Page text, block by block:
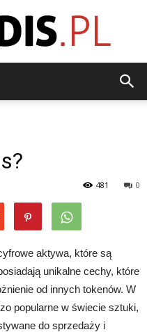
0
481
aktywa, które są
unikalne cechy, które
od innych tokenów. W
popularne w świecie sztuki,
do sprzedaży i